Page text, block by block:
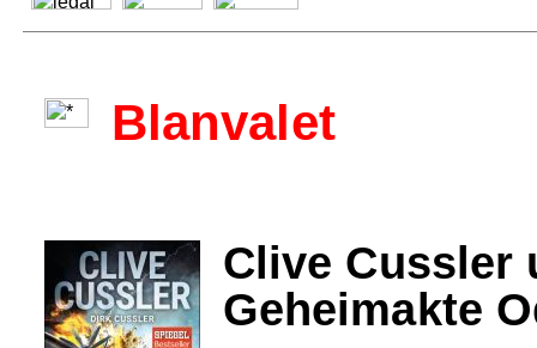
Blanvalet
Clive Cussler
Geheimakte